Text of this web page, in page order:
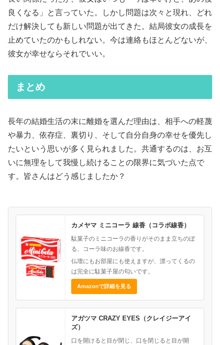
良くなる」と言っていた。しかし問題は次々と現れ、どれ
だけ解決しても新しい問題が出てきた。結局彼女の成長を
止めていたのかもしれない。今は連絡もほとんどないが、
彼女が幸せならそれでいい。
まとめ
長年の結婚生活の末に離婚を選んだ理由は、相手への軽蔑
や暴力、依存症、裏切り、そして自分自身の幸せを優先し
たいという思いが多く見られました。共通するのは、お互
いに無理をして我慢し続けることの限界に気づいた点で
す。皆さんはどう感じましたか？
カメヤマ ミニコーラ 線香（コラボ線香）
駄菓子のミニコーラの香りがそのまま立ちのぼ
る、コーラ味のお線香です。
仏壇にもお部屋にも使えますが、漂ってくるの
は完全に駄菓子屋の匂いです。
Amazonで詳細を見る
アガツマ CRAZY EYES（クレイジーアイ
ズ）
口を開けると目が閉じ、口を閉じると目が開